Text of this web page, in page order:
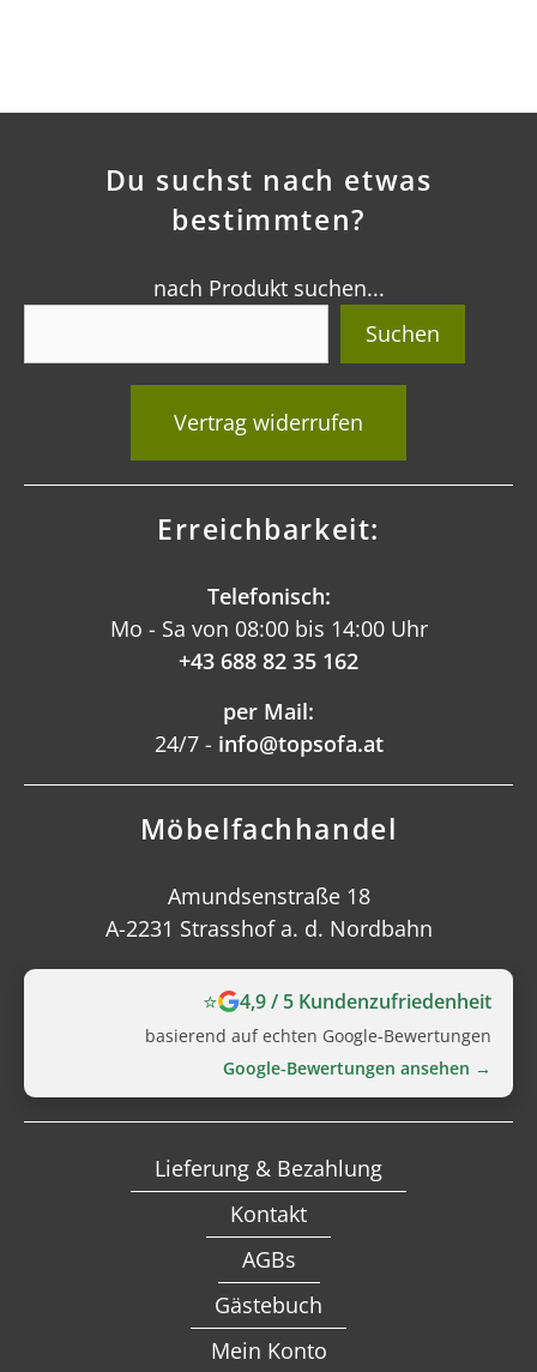
Du suchst nach etwas
bestimmten?
nach Produkt suchen...
Suchen
Vertrag widerrufen
Erreichbarkeit:
Telefonisch:
Mo - Sa von 08:00 bis 14:00 Uhr
+43 688 82 35 162
per Mail:
24/7 - info@topsofa.at
Möbelfachhandel
Amundsenstraße 18
A-2231 Strasshof a. d. Nordbahn
⭐ 4,9 / 5 Kundenzufriedenheit
basierend auf echten Google‑Bewertungen
Google‑Bewertungen ansehen →
Lieferung & Bezahlung
Kontakt
AGBs
Gästebuch
Mein Konto